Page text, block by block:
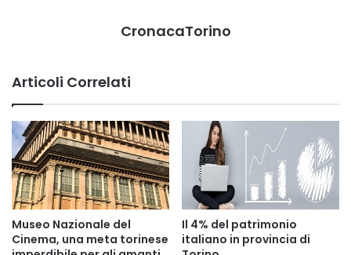
CronacaTorino
Articoli Correlati
Museo Nazionale del
Cinema, una meta torinese
Il 4% del patrimonio
italiano in provincia di